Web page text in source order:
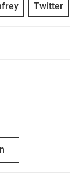
Twitter